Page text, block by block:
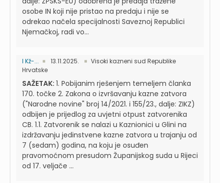
osobe IN koji nije pristao na predaju i nije se
odrekao načela specijalnosti Saveznoj Republici
Njemačkoj, radi vo...
I Kž-... 13.11.2025.
Visoki kazneni sud Republike
Hrvatske
SAŽETAK: 1. Pobijanim rješenjem temeljem članka
170. točke 2. Zakona o izvršavanju kazne zatvora
("Narodne novine" broj 14/2021. i 155/23., dalje: ZIKZ)
odbijen je prijedlog za uvjetni otpust zatvorenika
CB. 1.1. Zatvorenik se nalazi u Kaznionici u Glini na
izdržavanju jedinstvene kazne zatvora u trajanju od
7 (sedam) godina, na koju je osuđen
pravomoćnom presudom Županijskog suda u Rijeci
od 17. veljače ...